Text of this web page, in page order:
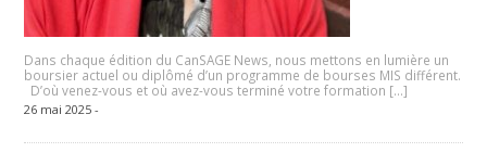
Dans chaque édition du CanSAGE News, nous mettons en lumière un
boursier actuel ou diplômé d’un programme de bourses MIS différent.
D’où venez-vous et où avez-vous terminé votre formation […]
26 mai 2025 -